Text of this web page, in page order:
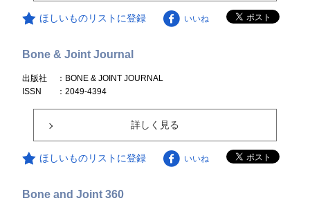
ほしいものリストに登録 いいね
Bone & Joint Journal
出版社
：BONE & JOINT JOURNAL
ISSN
：2049-4394
詳しく見る
ほしいものリストに登録 いいね
Bone and Joint 360